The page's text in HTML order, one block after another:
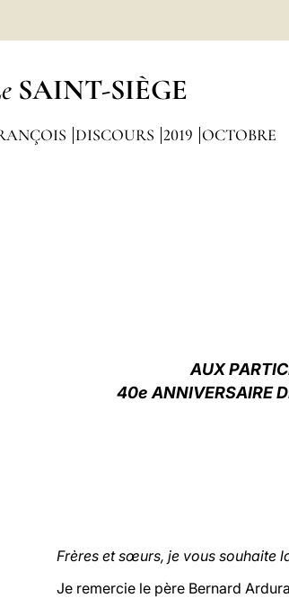
SAINT-SIÈGE
DISCOURS 2019 OCTOBRE
AUX
40e ANNIVERSAIRE
Frères et sœurs, je vous souhaite
Je remercie le père Bernard